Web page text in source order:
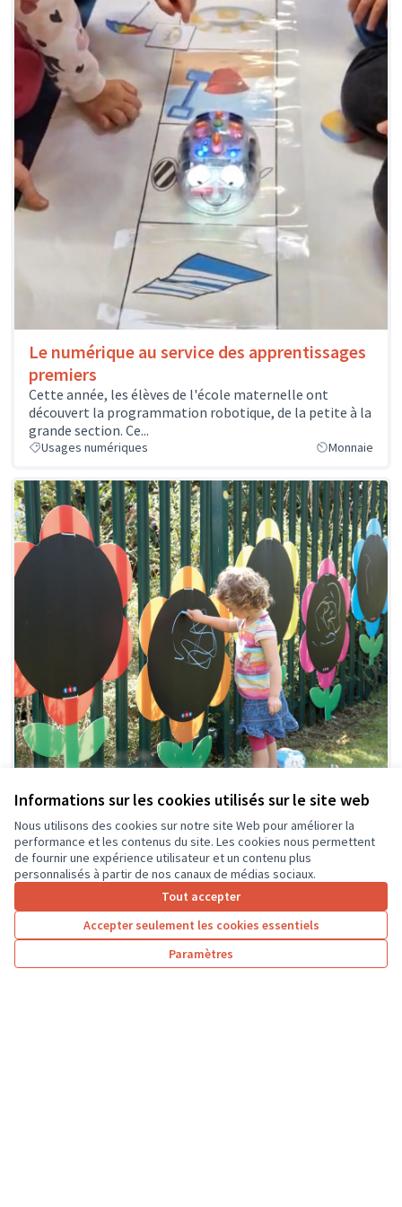
Informations sur les cookies utilisés sur le site web
Nous utilisons des cookies sur notre site Web pour améliorer la
performance et les contenus du site. Les cookies nous permettent
de fournir une expérience utilisateur et un contenu plus
personnalisés à partir de nos canaux de médias sociaux.
Tout accepter
Accepter seulement les cookies essentiels
Paramètres
Le numérique au service des apprentissages
premiers
Cette année, les élèves de l'école maternelle ont
découvert la programmation robotique, de la petite à la
grande section. Ce...
Usages numériques Monnaie
Art et apprentissages en plein air
La cour de la maternelle est grande, herbée et il est
possible d'aménager cet espace pour que les élèves
apprennent...
Environnement et cadre de vie